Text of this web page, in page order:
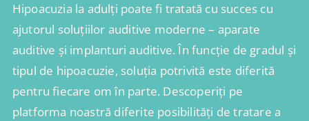
Hipoacuzia la adulți poate fi tratată cu succes cu
ajutorul soluțiilor auditive moderne – aparate
auditive și implanturi auditive. În funcție de gradul și
tipul de hipoacuzie, soluția potrivită este diferită
pentru fiecare om în parte. Descoperiți pe
platforma noastră diferite posibilități de tratare a